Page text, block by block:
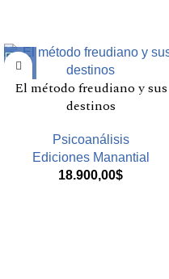
El método freudiano y sus
destinos
Psicoanálisis
Ediciones Manantial
18.900,00$